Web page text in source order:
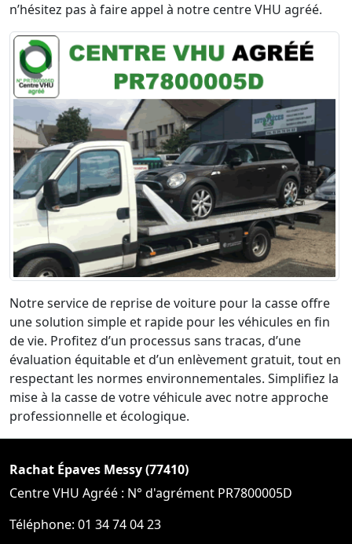
n’hésitez pas à faire appel à notre centre VHU agréé.
Notre service de reprise de voiture pour la casse offre
une solution simple et rapide pour les véhicules en fin
de vie. Profitez d’un processus sans tracas, d’une
évaluation équitable et d’un enlèvement gratuit, tout en
respectant les normes environnementales. Simplifiez la
mise à la casse de votre véhicule avec notre approche
professionnelle et écologique.
Rachat Épaves Messy (77410)
Centre VHU Agréé : N° d'agrément PR7800005D
Téléphone: 01 34 74 04 23